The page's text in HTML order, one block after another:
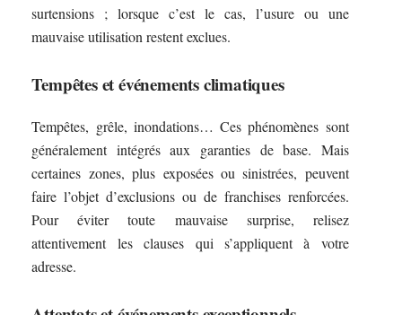
surtensions ; lorsque c’est le cas, l’usure ou une
mauvaise utilisation restent exclues.
Tempêtes et événements climatiques
Tempêtes, grêle, inondations… Ces phénomènes sont
généralement intégrés aux garanties de base. Mais
certaines zones, plus exposées ou sinistrées, peuvent
faire l’objet d’exclusions ou de franchises renforcées.
Pour éviter toute mauvaise surprise, relisez
attentivement les clauses qui s’appliquent à votre
adresse.